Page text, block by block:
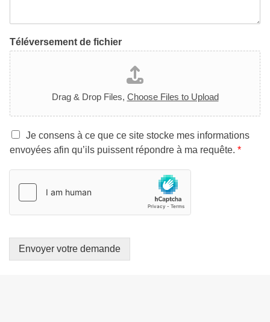
Téléversement de fichier
Drag & Drop Files, Choose Files to Upload
A
c
o
G
Je consens à ce que ce site stocke mes informations
envoyées afin qu’ils puissent répondre à ma requête. *
Envoyer votre demande